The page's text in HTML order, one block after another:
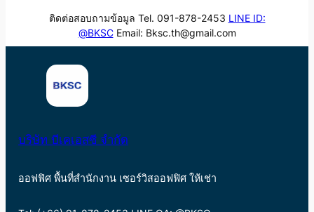
ติดต่อสอบถามข้อมูล Tel. 091-878-2453 LINE ID:
@BKSCEmail: Bksc.th@gmail.com
บริษัท บีเคเอสซี จำกัด
ออฟฟิศ พื้นที่สำนักงาน เซอร์วิสออฟฟิศ ให้เช่า